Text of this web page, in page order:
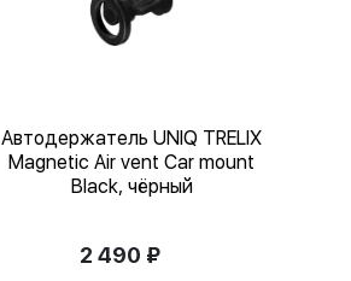
Автодержатель UNIQ TRELIX
Magnetic Air vent Car mount
Black, чёрный
2 490 ₽